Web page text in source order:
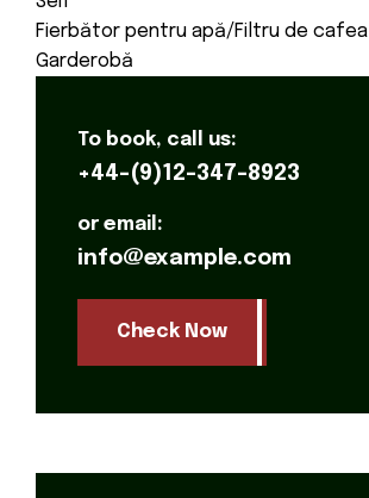
Fierbător pentru apă/Filtru de cafea
Garderobă
To book, call us:
+44-(9)12-347-8923
or email:
info@example.com
Check Now